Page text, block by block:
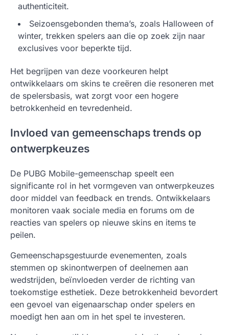
authenticiteit.
Seizoensgebonden thema’s, zoals Halloween of
winter, trekken spelers aan die op zoek zijn naar
exclusives voor beperkte tijd.
Het begrijpen van deze voorkeuren helpt
ontwikkelaars om skins te creëren die resoneren met
de spelersbasis, wat zorgt voor een hogere
betrokkenheid en tevredenheid.
Invloed van gemeenschaps trends op
ontwerpkeuzes
De PUBG Mobile-gemeenschap speelt een
significante rol in het vormgeven van ontwerpkeuzes
door middel van feedback en trends. Ontwikkelaars
monitoren vaak sociale media en forums om de
reacties van spelers op nieuwe skins en items te
peilen.
Gemeenschapsgestuurde evenementen, zoals
stemmen op skinontwerpen of deelnemen aan
wedstrijden, beïnvloeden verder de richting van
toekomstige esthetiek. Deze betrokkenheid bevordert
een gevoel van eigenaarschap onder spelers en
moedigt hen aan om in het spel te investeren.